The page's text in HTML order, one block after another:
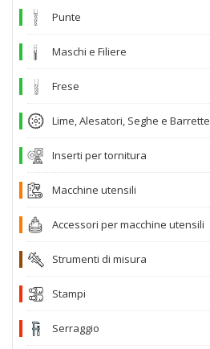
Punte
Maschi e Filiere
Frese
Lime, Alesatori, Seghe e Barrette
Inserti per tornitura
Macchine utensili
Accessori per macchine utensili
Strumenti di misura
Stampi
Serraggio